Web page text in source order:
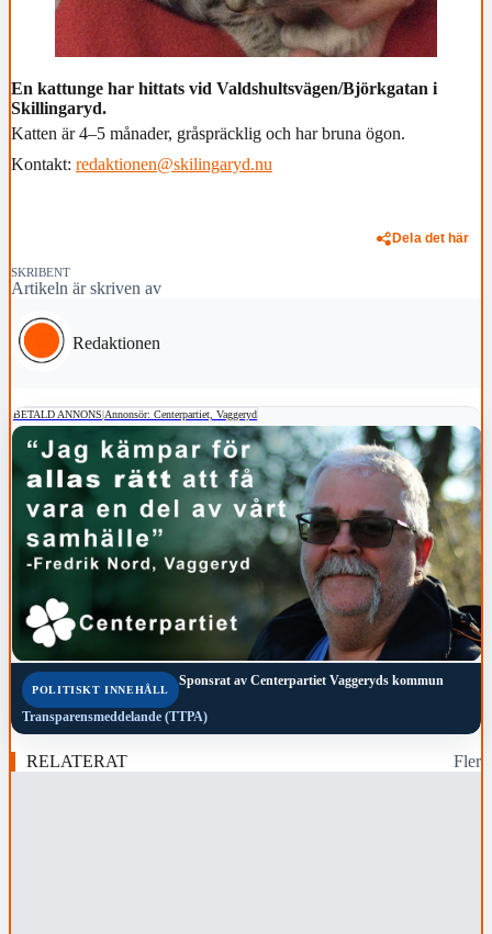
En kattunge har hittats vid Valdshultsvägen/Björkgatan i
Skillingaryd.
Katten är 4–5 månader, gråspräcklig och har bruna ögon.
Kontakt: redaktionen@skilingaryd.nu
Dela det här
SKRIBENT
Artikeln är skriven av
Redaktionen
BETALD ANNONS|Annonsör: Centerpartiet, Vaggeryd
POLITISKT INNEHÅLL
Sponsrat av Centerpartiet Vaggeryds kommun
Transparensmeddelande (TTPA)
RELATERAT Fler